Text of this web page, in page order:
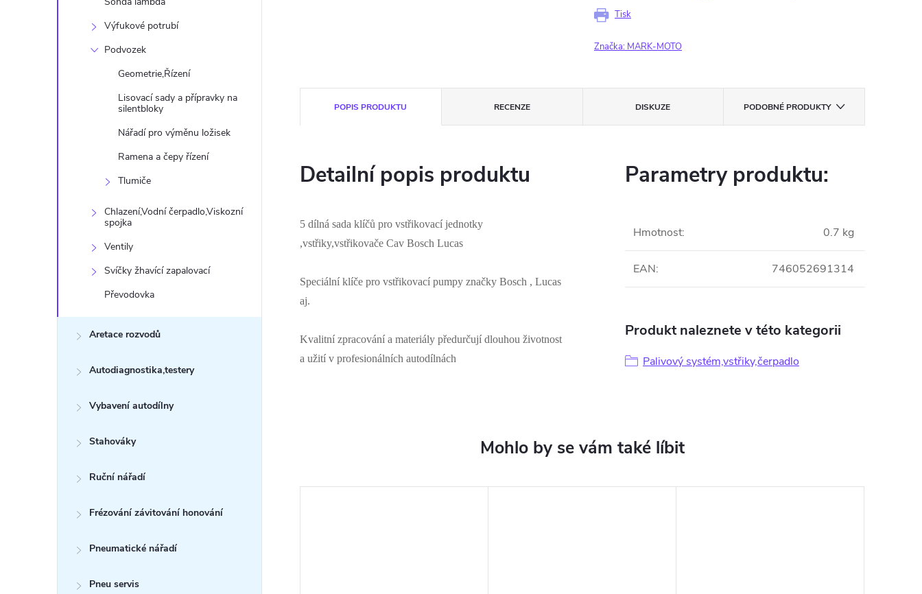
Výfukové potrubí
Podvozek
Geometrie,Řízení
Lisovací sady a přípravky na
silentbloky
Nářadí pro výměnu ložisek
Ramena a čepy řízení
Tlumiče
Chlazení,Vodní čerpadlo,Viskozní
spojka
Ventily
Svíčky žhavící zapalovací
Převodovka
Aretace rozvodů
Autodiagnostika,testery
Vybavení autodílny
Stahováky
Ruční nářadí
Frézování závitování honování
Pneumatické nářadí
Pneu servis
Tisk
Značka: MARK-MOTO
POPIS PRODUKTU RECENZE DISKUZE PODOBNÉ PRODUKTY
Detailní popis produktu
5 dílná sada klíčů pro vstřikovací jednotky
,vstřiky,vstřikovače Cav Bosch Lucas
Speciální klíče pro vstřikovací pumpy značky Bosch , Lucas
aj.
Kvalitní zpracování a materiály předurčují dlouhou životnost
a užití v profesionálních autodílnách
Parametry produktu:
Hmotnost: 0.7 kg
EAN: 746052691314
Produkt naleznete v této kategorii
Palivový systém,vstřiky,čerpadlo